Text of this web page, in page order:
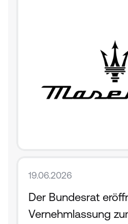
19.06.2026
Der Bundesrat
Vernehmlassung